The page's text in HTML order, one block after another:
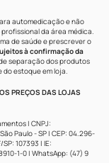
automedicação e não
da área médica.
de saúde e prescrever o
à confirmação da
separação dos produtos
do estoque em loja.
PREÇOS DAS LOJAS
| CNPJ:
Paulo - SP | CEP: 04.296-
107393 | IE:
1-0 | WhatsApp: (47) 9